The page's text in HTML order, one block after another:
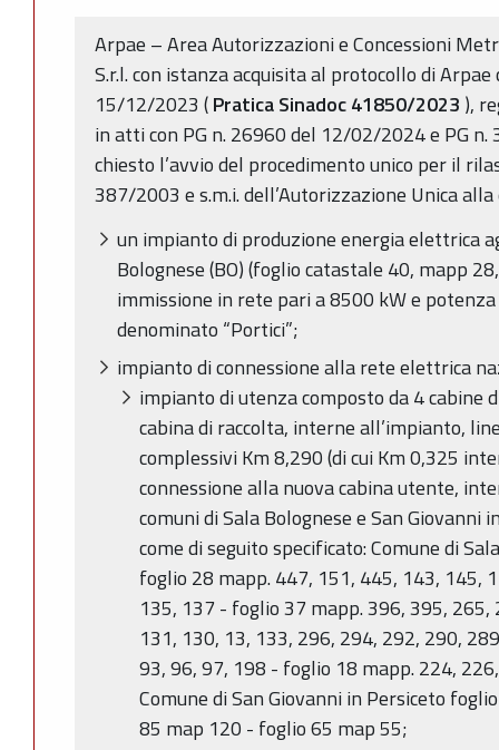
Arpae – Area Autorizzazioni e Concessioni
S.r.l. con istanza acquisita al protocollo di Arpae
15/12/2023 (Pratica Sinadoc 41850/2023 ),
in atti con PG n. 26960 del 12/02/2024 e PG
chiesto l’avvio del procedimento unico per il
387/2003 e s.m.i. dell’Autorizzazione Unica
un impianto di produzione energia elettrica
Bolognese (BO) (foglio catastale 40, mapp
immissione in rete pari a 8500 kW e
denominato “Portici”;
impianto di connessione alla rete elettrica
impianto di utenza composto da 4
cabina di raccolta, interne all’impianto,
complessivi Km 8,290 (di cui Km 0,325
connessione alla nuova cabina utente,
comuni di Sala Bolognese e San
come di seguito specificato: Comune di
foglio 28 mapp. 447, 151, 445, 143, 145,
135, 137 - foglio 37 mapp. 396, 395,
131, 130, 13, 133, 296, 294, 292, 290,
93, 96, 97, 198 - foglio 18 mapp. 224,
Comune di San Giovanni in Persiceto
85 map 120 - foglio 65 map 55;